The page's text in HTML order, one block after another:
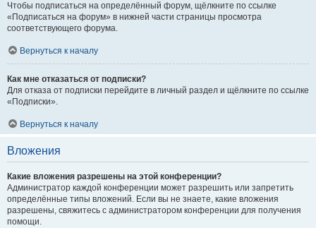
Чтобы подписаться на определённый форум, щёлкните по ссылке
«Подписаться на форум» в нижней части страницы просмотра
соответствующего форума.
Вернуться к началу
Как мне отказаться от подписки?
Для отказа от подписки перейдите в личный раздел и щёлкните по ссылке
«Подписки».
Вернуться к началу
Вложения
Какие вложения разрешены на этой конференции?
Администратор каждой конференции может разрешить или запретить
определённые типы вложений. Если вы не знаете, какие вложения
разрешены, свяжитесь с администратором конференции для получения
помощи.